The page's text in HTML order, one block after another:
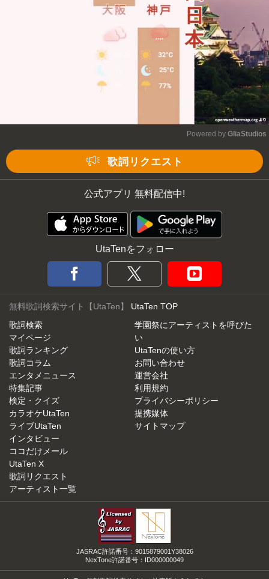
Powered by GliaStudios
歌詞リクエスト
公式アプリ 無料配信中!
UtaTenをフォロー
無料歌詞検索サイト【UtaTen】 UtaTen TOP
歌詞検索
マイページ
歌詞ランキング
歌詞コラム
エンタメニュース
特集記事
検定・クイズ
カラオケUtaTen
ライブUtaTen
インタビュー
ココだけメール
UtaTen X
歌詞リクエスト
アーティスト一覧
学園祭にアーティストを呼びた
い
UtaTenの使い方
お問い合わせ
運営会社
利用規約
プライバシーポリシー
提携媒体
サイトマップ
JASRAC許諾番号：9015879001Y38026
NexTone許諾番号：ID000000049